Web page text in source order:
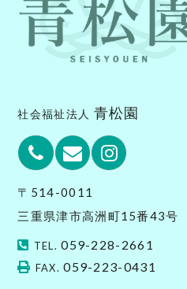
社会福祉法人 青松園
PhoneEmailInstagram
〒514-0011
三重県津市高洲町15番43号
TEL. 059-228-2661
FAX. 059-223-0431